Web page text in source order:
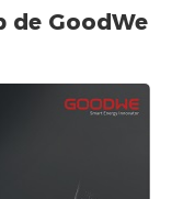
de GoodWe